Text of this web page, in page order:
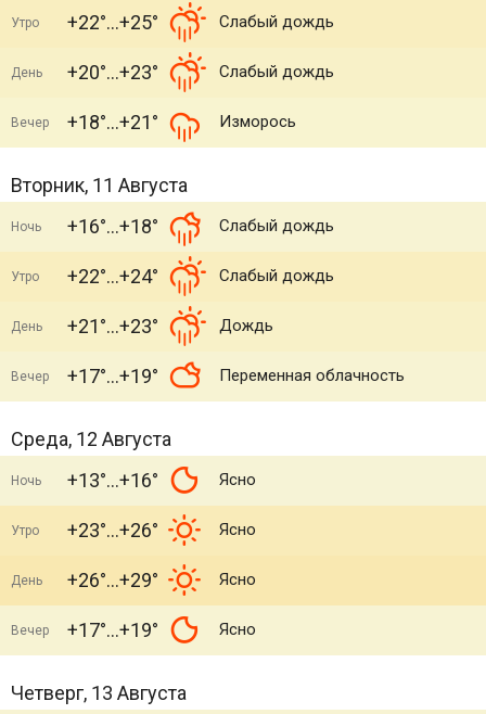
Утро +22° +25° Слабый дождь
День +20° +23° Слабый дождь
Вечер +18° +21° Изморось
Вторник, 11 Августа
Ночь +16° +18° Слабый дождь
Утро +22° +24° Слабый дождь
День +21° +23° Дождь
Вечер +17° +19° Переменная облачность
Среда, 12 Августа
Ночь +13° +16° Ясно
Утро +23° +26° Ясно
День +26° +29° Ясно
Вечер +17° +19° Ясно
Четверг, 13 Августа